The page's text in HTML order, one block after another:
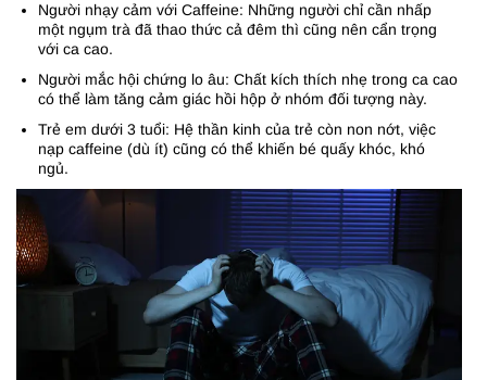
Người nhạy cảm với Caffeine: Những người chỉ cần nhấp
một ngụm trà đã thao thức cả đêm thì cũng nên cẩn trọng
với ca cao.
Người mắc hội chứng lo âu: Chất kích thích nhẹ trong ca cao
có thể làm tăng cảm giác hồi hộp ở nhóm đối tượng này.
Trẻ em dưới 3 tuổi: Hệ thần kinh của trẻ còn non nớt, việc
nạp caffeine (dù ít) cũng có thể khiến bé quấy khóc, khó
ngủ.